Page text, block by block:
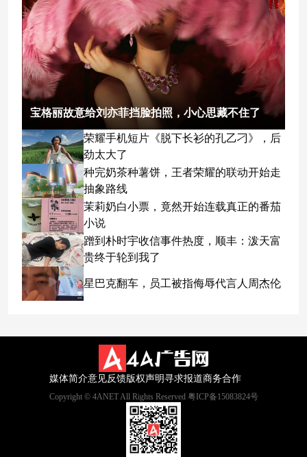
宝格丽故意给刘亦菲挡脸拍照，小心思藏不住了
荣耀手机短片《脱下长衫的孔乙刁》，后
劲太大了
种完奶茶种薯饼，王者荣耀的联动开始走
抽象路线
茉莉奶白小票，竟然开始连载真正的番茄
小说
蹭到朴时宇收信事件热度，顺丰：泼天富
贵终于轮到我了
星巴克翻车，员工被指侮辱代言人周杰伦
媒体简介意见反馈版权声明寻求报道商务合作
Copyright © 4ANET All Rights Reserved 粤ICP备15083824号